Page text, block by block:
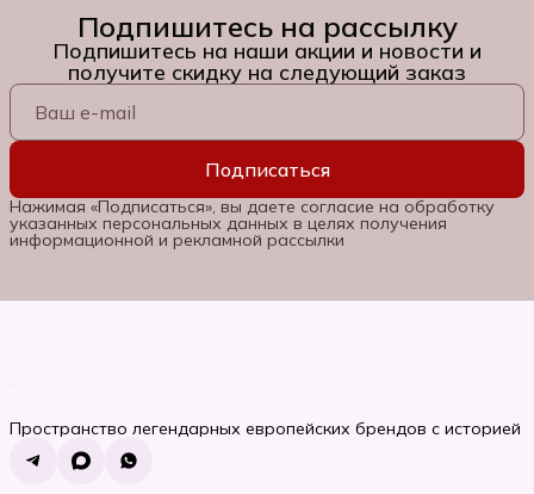
Подпишитесь на рассылку
Подпишитесь на наши акции и новости и
получите скидку на следующий заказ
Подписаться
Нажимая «Подписаться», вы даете согласие на обработку
указанных персональных данных в целях получения
информационной и рекламной рассылки
Пространство легендарных европейских брендов с историей